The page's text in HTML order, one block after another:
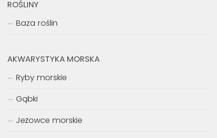
ROŚLINY
Baza roślin
AKWARYSTYKA MORSKA
Ryby morskie
Gąbki
Jeżowce morskie